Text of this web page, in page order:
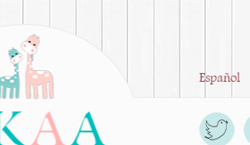
Español